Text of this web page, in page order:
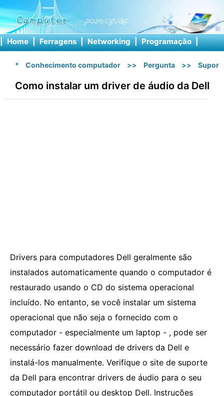
| Home | Ferragens | Networking | Programação |
* Conhecimento computador >> Pergunta >>
Como instalar um driver de áudio da Dell
Drivers para computadores Dell geralmente são
instalados automaticamente quando o computador é
restaurado usando o CD do sistema operacional
incluído. No entanto, se você instalar um sistema
operacional que não seja o fornecido com o
computador - especialmente um laptop - , pode ser
necessário fazer download de drivers da Dell e
instalá-los manualmente. Verifique o site de suporte
da Dell para encontrar drivers de áudio para o seu
computador portátil ou desktop Dell. Instruções